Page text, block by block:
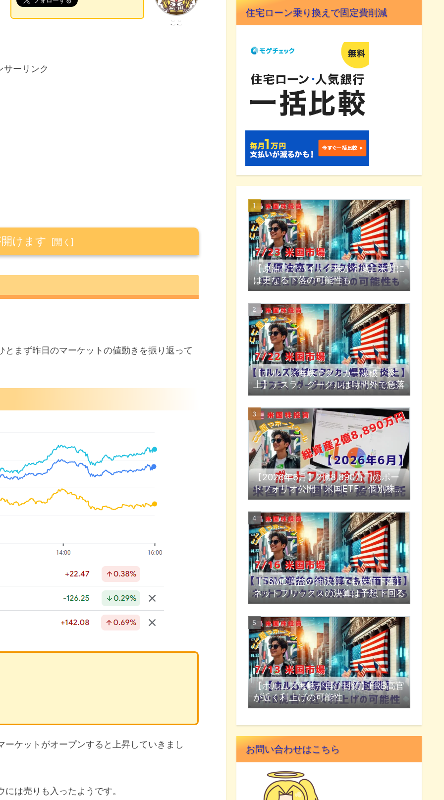
ここ
サーリンク
けます
まず昨日のマーケットの値動きを振り返って
ケットがオープンすると上昇していきまし
は売りも入ったようです。
住宅ローン乗り換えで固定費削減
【原油高でハイテク株が全滅】来週に
は更なる下落の可能性も
【ホルムズ海峡でタンカー爆破・炎
上】テスラ、グーグルは時間外で急落
【2026年6月】2億8,890万円のポー
トフォリオ公開『米国ETF・個別株・
投資信託』
【TSMC増益の神決算でも株価下落】
ネットフリックスの決算は予想下回る
【ホルムズ海峡が再び封鎖】FRB高官
が近く利上げの可能性
お問い合わせはこちら